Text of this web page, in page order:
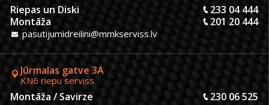
Riepas un Diski
233 04 444
Montāža
201 20 444
pasutijumidreilini@mmkserviss.lv
Jūrmalas gatve 3A
KN6 riepu serviss
Montāža / Savirze
230 06 525